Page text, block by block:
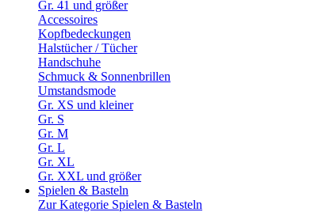
Gr. 41 und größer
Accessoires
Kopfbedeckungen
Halstücher / Tücher
Handschuhe
Schmuck & Sonnenbrillen
Umstandsmode
Gr. XS und kleiner
Gr. S
Gr. M
Gr. L
Gr. XL
Gr. XXL und größer
Spielen & Basteln
Zur Kategorie Spielen & Basteln